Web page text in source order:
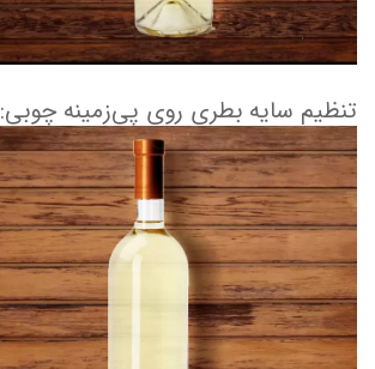
تنظیم سایه‌ بطری روی پی‌زمینه چوبی: